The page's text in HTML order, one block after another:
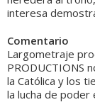
interesa
Comentario
Largometraje
PRODUCTIONS
la Católica y los
la lucha de poder